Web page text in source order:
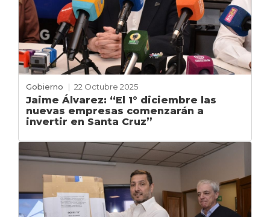
Gobierno | 22 Octubre 2025
Jaime Álvarez: “El 1° diciembre las
nuevas empresas comenzarán a
invertir en Santa Cruz”